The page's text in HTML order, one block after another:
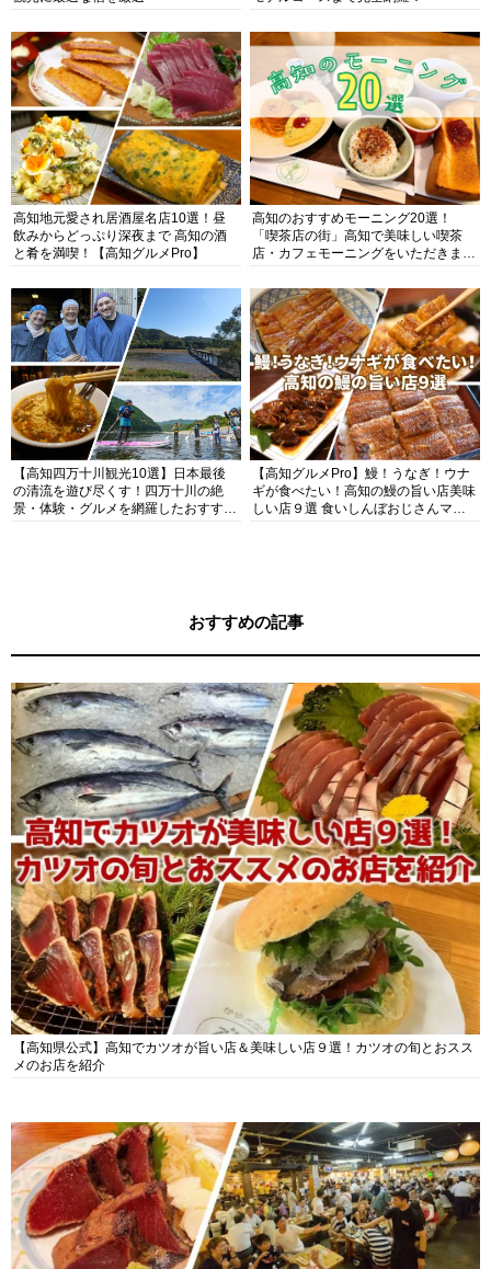
高知地元愛され居酒屋名店10選！昼
飲みからどっぷり深夜まで 高知の酒
と肴を満喫！【高知グルメPro】
高知のおすすめモーニング20選！
「喫茶店の街」高知で美味しい喫茶
店・カフェモーニングをいただきま
【高知四万十川観光10選】日本最後
の清流を遊び尽くす！四万十川の絶
景・体験・グルメを網羅したおすすめ
【高知グルメPro】鰻！うなぎ！ウナ
ギが食べたい！高知の鰻の旨い店美味
しい店９選 食いしんぼおじさんマッ
おすすめの記事
【高知県公式】高知でカツオが旨い店＆美味しい店９選！カツオの旬とおスス
メのお店を紹介